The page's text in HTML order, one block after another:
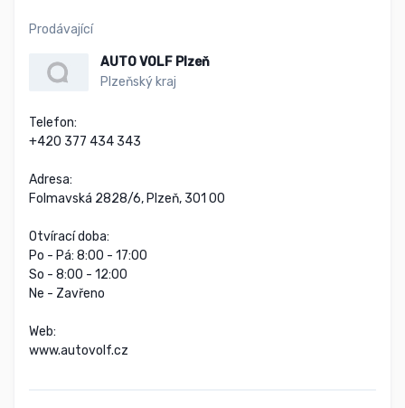
Prodávající
AUTO VOLF Plzeň
Plzeňský kraj
Telefon:
+420 377 434 343
Adresa:
Folmavská 2828/6, Plzeň, 301 00
Otvírací doba:
Po - Pá: 8:00 - 17:00
So - 8:00 - 12:00
Ne - Zavřeno
Web:
www.autovolf.cz